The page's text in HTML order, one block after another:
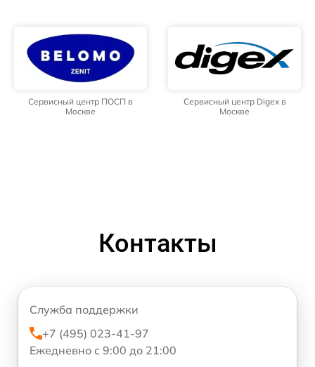
Сервисный центр ПОСП в
Москве
Сервисный центр Digex в
Москве
Контакты
Служба поддержки
+7 (495) 023-41-97
Ежедневно с 9:00 до 21:00